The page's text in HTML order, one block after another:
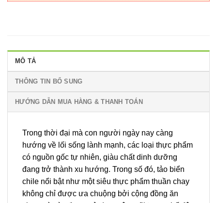
MÔ TẢ
THÔNG TIN BỔ SUNG
HƯỚNG DẪN MUA HÀNG & THANH TOÁN
Trong thời đại mà con người ngày nay càng
hướng về lối sống lành mạnh, các loại thực phẩm
có nguồn gốc tự nhiên, giàu chất dinh dưỡng
đang trở thành xu hướng. Trong số đó, tảo biển
chile nổi bật như một siêu thực phẩm thuần chay
không chỉ được ưa chuộng bởi cộng đồng ăn